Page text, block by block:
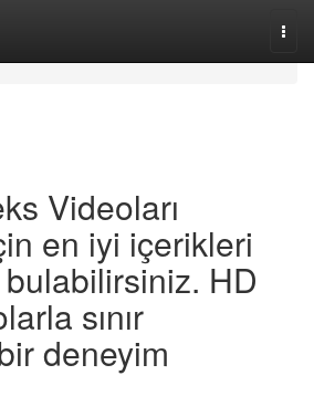
Videoları
en iyi içerikleri
HD
sınır
deneyim